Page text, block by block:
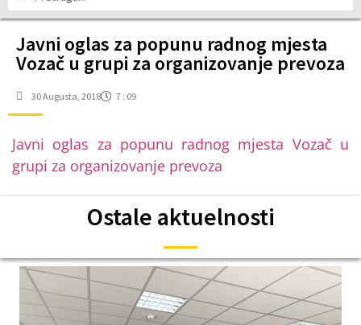
Javni oglas za popunu radnog mjesta
Vozač u grupi za organizovanje prevoza
30 Augusta, 2018 7 : 09
Javni oglas za popunu radnog mjesta Vozač u
grupi za organizovanje prevoza
Ostale aktuelnosti